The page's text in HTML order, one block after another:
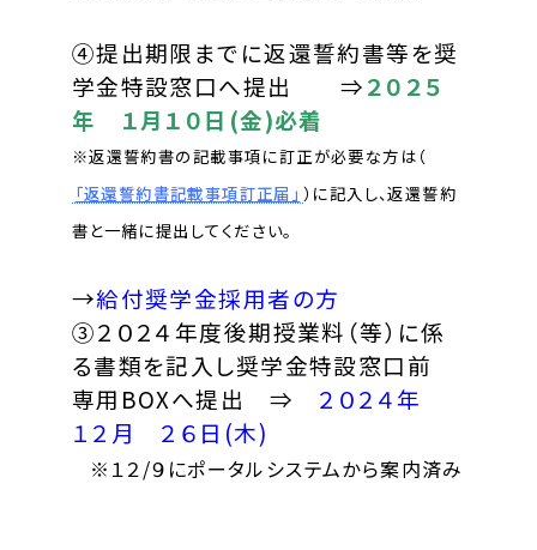
④提出期限までに返還誓約書等を奨
学金特設窓口へ提出 ⇒２０２５
年 １月１０日(金)必着
※返還誓約書の記載事項に訂正が必要な方は（
「返還誓約書記載事項訂正届」 ）に記入し、返還誓約
書と一緒に提出してください。
→給付奨学金採用者の方
③２０２４年度後期授業料（等）に係
る書類を記入し奨学金特設窓口前
専用BOXへ提出 ⇒ ２０２４年
１２月 ２６日(木)
※１２/９にポータルシステムから案内済み